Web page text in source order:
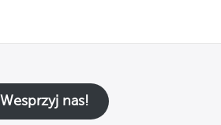
Wesprzyj nas!